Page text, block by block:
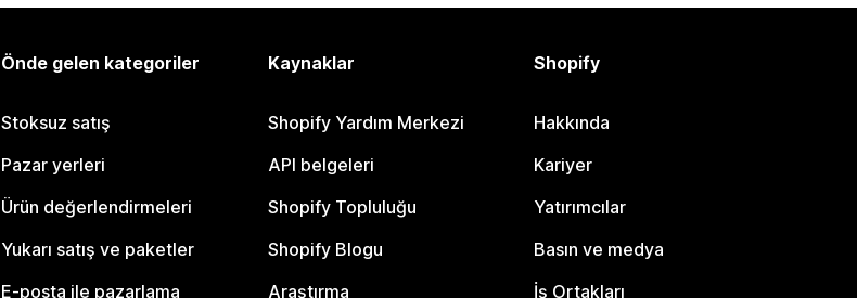
Önde gelen kategoriler
Stoksuz satış
Pazar yerleri
Ürün değerlendirmeleri
Yukarı satış ve paketler
E-posta ile pazarlama
Kaynaklar
Shopify Yardım Merkezi
API belgeleri
Shopify Topluluğu
Shopify Blogu
Araştırma
Shopify
Hakkında
Kariyer
Yatırımcılar
Basın ve medya
İş Ortakları